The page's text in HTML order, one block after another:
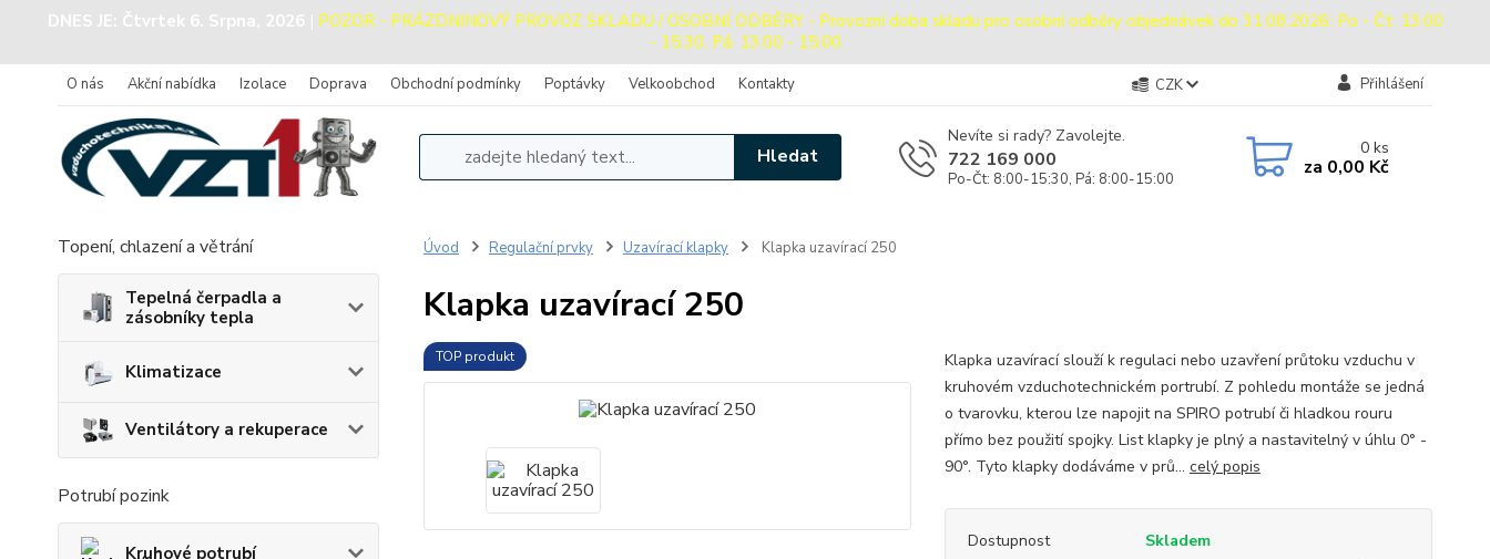
DNES JE: Čtvrtek 6. Srpna, 2026 | POZOR - PRÁZDNINOVÝ PROVOZ SKLADU / OSOBNÍ ODBĚRY - Provozní doba skladu pro osobní odběry objednávek do 31.08.2026: Po - Čt: 13:00
- 15:30, Pá: 13:00 - 15:00
O nás Akční nabídka Izolace Doprava Obchodní podmínky Poptávky Velkoobchod Kontakty CZK Přihlášení
Hledat
Nevíte si rady? Zavolejte.
722 169 000
Po-Čt: 8:00-15:30, Pá: 8:00-15:00
0ks
za 0,00 Kč
Topení, chlazení a větrání
Tepelná čerpadla a
zásobníky tepla
Klimatizace
Ventilátory a rekuperace
Potrubí pozink
Kruhové potrubí
Úvod Regulační prvky Uzavírací klapky Klapka uzavírací 250
Klapka uzavírací 250
TOP produkt
Klapka uzavírací slouží k regulaci nebo uzavření průtoku vzduchu v
kruhovém vzduchotechnickém portrubí. Z pohledu montáže se jedná
o tvarovku, kterou lze napojit na SPIRO potrubí či hladkou rouru
přímo bez použití spojky. List klapky je plný a nastavitelný v úhlu 0° -
90°. Tyto klapky dodáváme v prů... celý popis
Dostupnost
Skladem